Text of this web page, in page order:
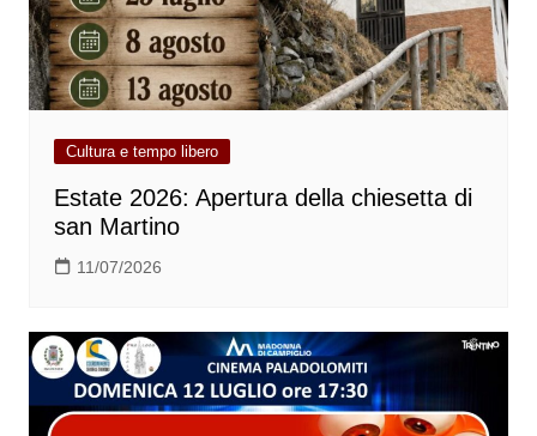
Cultura e tempo libero
Estate 2026: Apertura della chiesetta di
san Martino
11/07/2026